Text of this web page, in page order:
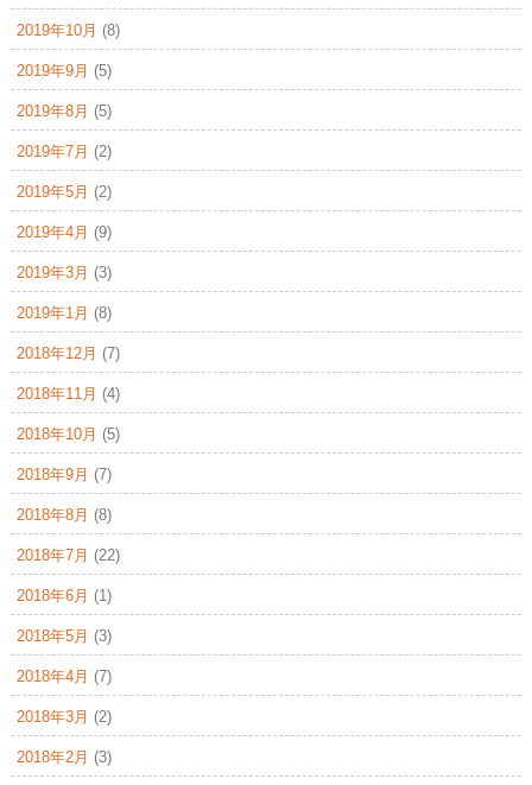
2019年10月 (8)
2019年9月 (5)
2019年8月 (5)
2019年7月 (2)
2019年5月 (2)
2019年4月 (9)
2019年3月 (3)
2019年1月 (8)
2018年12月 (7)
2018年11月 (4)
2018年10月 (5)
2018年9月 (7)
2018年8月 (8)
2018年7月 (22)
2018年6月 (1)
2018年5月 (3)
2018年4月 (7)
2018年3月 (2)
2018年2月 (3)